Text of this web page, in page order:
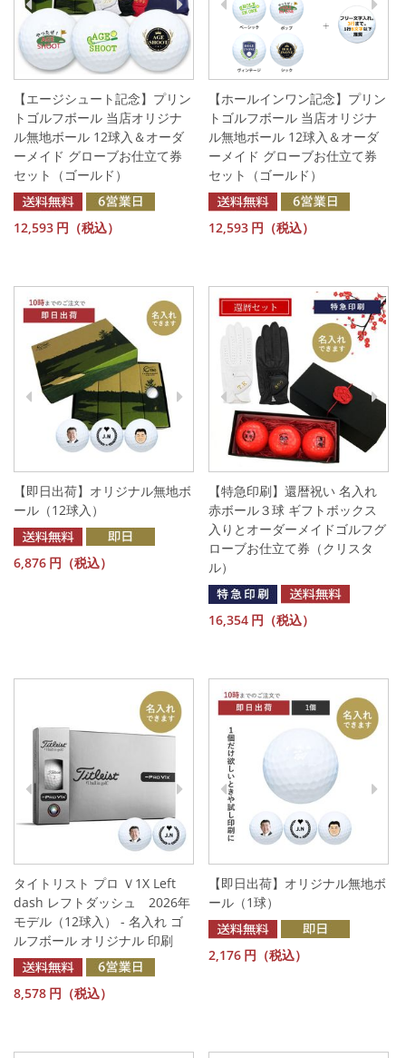
【エージシュート記念】プリン
トゴルフボール 当店オリジナ
ル無地ボール 12球入＆オーダ
ーメイド グローブお仕立て券
セット（ゴールド）
12,593 円（税込）
【ホールインワン記念】プリン
トゴルフボール 当店オリジナ
ル無地ボール 12球入＆オーダ
ーメイド グローブお仕立て券
セット（ゴールド）
12,593 円（税込）
【即日出荷】オリジナル無地ボ
ール（12球入）
6,876 円（税込）
【特急印刷】還暦祝い 名入れ
赤ボール３球 ギフトボックス
入りとオーダーメイドゴルフグ
ローブお仕立て券（クリスタ
ル）
16,354 円（税込）
タイトリスト プロ Ｖ1X Left
dash レフトダッシュ 2026年
モデル（12球入） - 名入れ ゴ
ルフボール オリジナル 印刷
8,578 円（税込）
【即日出荷】オリジナル無地ボ
ール（1球）
2,176 円（税込）